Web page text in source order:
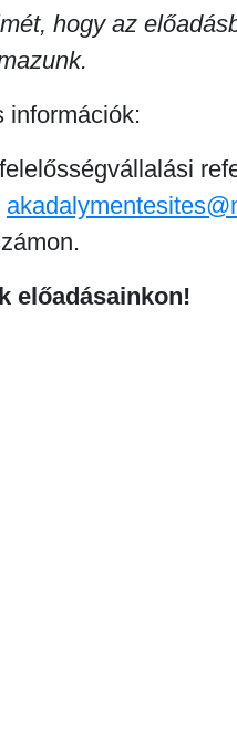
hogy az
információk:
előadásainkon!